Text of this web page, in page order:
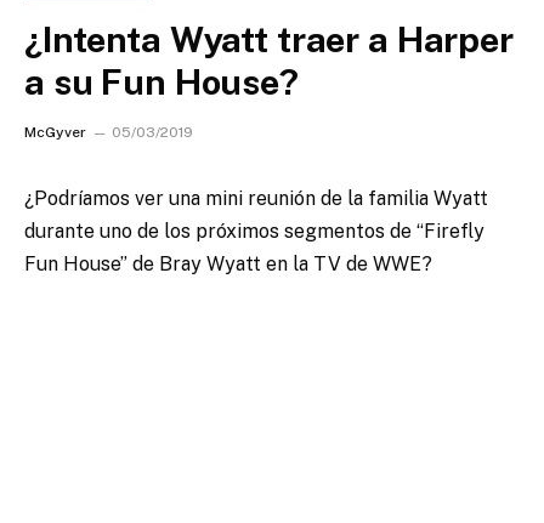
¿Intenta Wyatt traer a Harper
a su Fun House?
McGyver 05/03/2019
¿Podríamos ver una mini reunión de la familia Wyatt
durante uno de los próximos segmentos de “Firefly
Fun House” de Bray Wyatt en la TV de WWE?